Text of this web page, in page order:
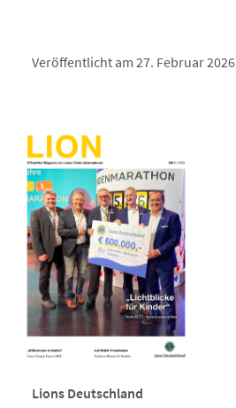
Veröffentlicht am 27. Februar 2026
Lions Deutschland